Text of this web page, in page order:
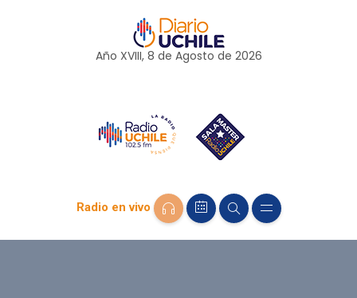
Año XVIII, 8 de Agosto de 2026
Radio en vivo